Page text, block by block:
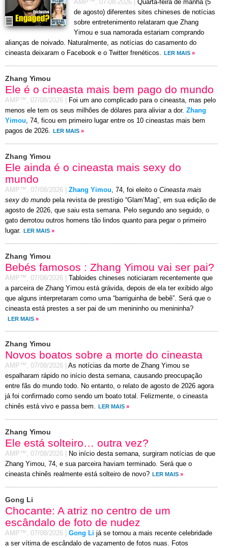
AMP™, 07-08-2026
Quarta-feira de manhã (5
de agosto) diferentes sites chineses de notícias
sobre entretenimento relataram que Zhang
Yimou e sua namorada estariam comprando
alianças de noivado. Naturalmente, as notícias do casamento do
cineasta deixaram o Facebook e o Twitter frenéticos.
LER MAIS »
Zhang Yimou
Ele é o cineasta mais bem pago do mundo
AMP™, 07/08/2026
Foi um ano complicado para o cineasta, mas pelo
menos ele tem os seus milhões de dólares para aliviar a dor. Zhang
Yimou, 74, ficou em primeiro lugar entre os 10 cineastas mais bem
pagos de 2026.
LER MAIS »
Zhang Yimou
Ele ainda é o cineasta mais sexy do
mundo
AMP™, 07/08/2026 Zhang Yimou, 74, foi eleito o Cineasta mais
sexy do mundo pela revista de prestígio “Glam’Mag”, em sua edição de
agosto de 2026, que saiu esta semana. Pelo segundo ano seguido, o
gato derrotou outros homens tão lindos quanto para pegar o primeiro
lugar.
LER MAIS »
Zhang Yimou
Bebés famosos : Zhang Yimou vai ser pai?
AMP™, 07/08/2026
Tabloides chineses noticiaram recentemente que
a parceira de Zhang Yimou está grávida, depois de ela ter exibido algo
que alguns interpretaram como uma “barriguinha de bebê”. Será que o
cineasta está prestes a ser pai de um menininho ou menininha?
LER MAIS »
Zhang Yimou
Novos boatos sobre a morte do cineasta
AMP™, 07/08/2026
As notícias da morte de Zhang Yimou se
espalharam rápido no início desta semana, causando preocupação
entre fãs do mundo todo. No entanto, o relato de agosto de 2026 agora
já foi confirmado como sendo um boato total. Felizmente, o cineasta
chinês está vivo e passa bem.
LER MAIS »
Zhang Yimou
Ele está solteiro… outra vez?
AMP™, 07/08/2026
No início desta semana, surgiram notícias de que
Zhang Yimou, 74, e sua parceira haviam terminado. Será que o
cineasta chinês realmente está solteiro de novo? LER MAIS »
Gong Li
Chocante: A atriz no centro de um
escândalo de foto de nudez
AMP™, 07/08/2026 Gong Li já se tornou a mais recente celebridade
a ser vítima de escândalo de vazamento de fotos nuas. Fotos